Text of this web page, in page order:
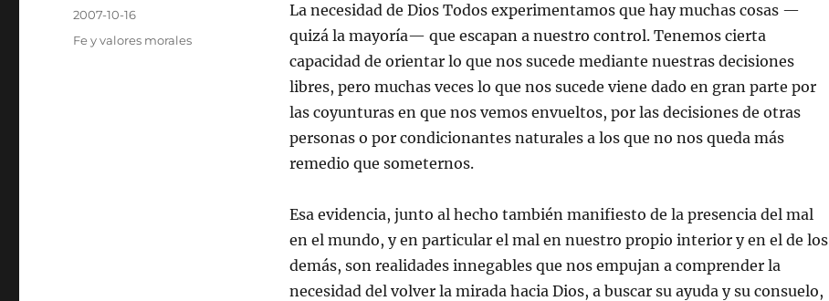
La necesidad de Dios Todos experimentamos que hay muchas cosas —
quizá la mayoría— que escapan a nuestro control. Tenemos cierta
capacidad de orientar lo que nos sucede mediante nuestras decisiones
libres, pero muchas veces lo que nos sucede viene dado en gran parte por
las coyunturas en que nos vemos envueltos, por las decisiones de otras
personas o por condicionantes naturales a los que no nos queda más
remedio que someternos.
Esa evidencia, junto al hecho también manifiesto de la presencia del mal
en el mundo, y en particular el mal en nuestro propio interior y en el de los
demás, son realidades innegables que nos empujan a comprender la
necesidad del volver la mirada hacia Dios, a buscar su ayuda y su consuelo,
Publicado
2007-10-16
Categorías
Fe y valores morales